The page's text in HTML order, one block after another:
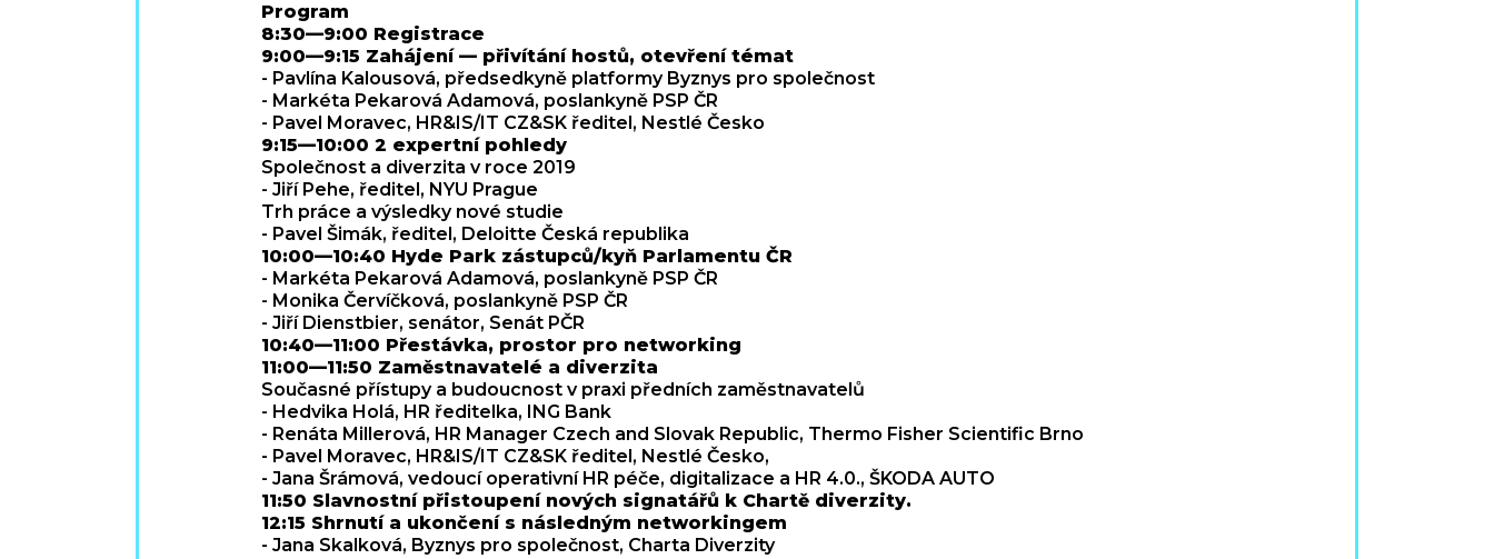
Program
8:30—9:00 Registrace
9:00—9:15 Zahájení — přivítání hostů, otevření témat
- Pavlína Kalousová, předsedkyně platformy Byznys pro společnost
- Markéta Pekarová Adamová, poslankyně PSP ČR
- Pavel Moravec, HR&IS/IT CZ&SK ředitel, Nestlé Česko
9:15—10:00 2 expertní pohledy
Společnost a diverzita v roce 2019
- Jiří Pehe, ředitel, NYU Prague
Trh práce a výsledky nové studie
- Pavel Šimák, ředitel, Deloitte Česká republika
10:00—10:40 Hyde Park zástupců/kyň Parlamentu ČR
- Markéta Pekarová Adamová, poslankyně PSP ČR
- Monika Červíčková, poslankyně PSP ČR
- Jiří Dienstbier, senátor, Senát PČR
10:40—11:00 Přestávka, prostor pro networking
11:00—11:50 Zaměstnavatelé a diverzita
Současné přístupy a budoucnost v praxi předních zaměstnavatelů
- Hedvika Holá, HR ředitelka, ING Bank
- Renáta Millerová, HR Manager Czech and Slovak Republic, Thermo Fisher Scientific Brno
- Pavel Moravec, HR&IS/IT CZ&SK ředitel, Nestlé Česko,
- Jana Šrámová, vedoucí operativní HR péče, digitalizace a HR 4.0., ŠKODA AUTO
11:50 Slavnostní přistoupení nových signatářů k Chartě diverzity.
12:15 Shrnutí a ukončení s následným networkingem
- Jana Skalková, Byznys pro společnost, Charta Diverzity